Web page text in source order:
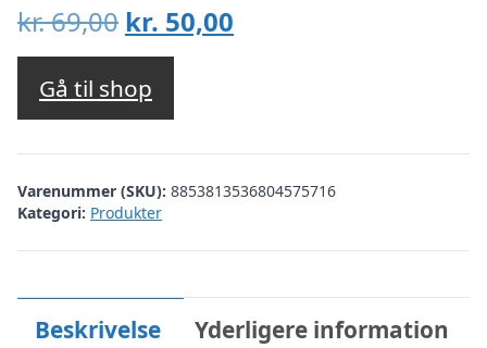
kr.69,00 Den
oprindelige
pris
var:
kr. 69,00.
kr. 50,00
kr. 50,00.
Gå til shop
Varenummer (SKU): 8853813536804575716
Kategori: Produkter
Beskrivelse Yderligere information